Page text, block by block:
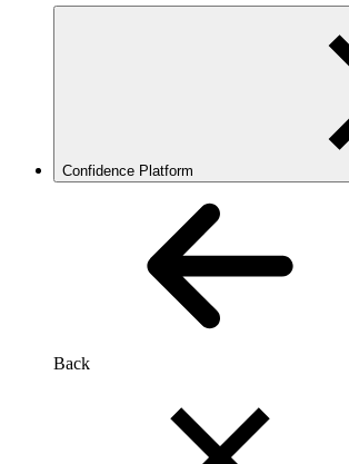
Confidence Platform
Back